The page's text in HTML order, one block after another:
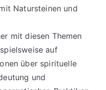
Natursteinen und
mit diesen Themen
auf
über spirituelle
und